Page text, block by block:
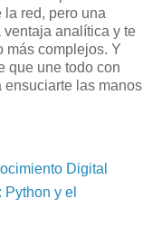
red, pero una
ventaja analítica y te
más complejos. Y
que une todo con
ensuciarte las manos
Digital
y el